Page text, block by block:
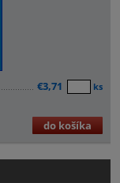
€3,71 ks
do košíka